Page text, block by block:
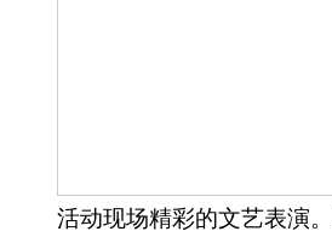
活动现场精彩的文艺表演